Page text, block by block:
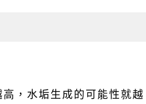
，水垢生成的可能性就越